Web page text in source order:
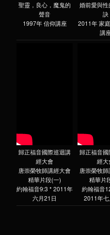
聖靈，良心，魔鬼的
聲音
1997年 信仰講座
婚前愛與
訣
2011年 家
講
歸正福音國際巡迴講
經大會
唐崇榮牧師講經大會
精華片段(一)
約翰福音9:3 * 2011年
六月21日
歸正福音
經大
唐崇榮牧
精華片
約翰福音
2011年